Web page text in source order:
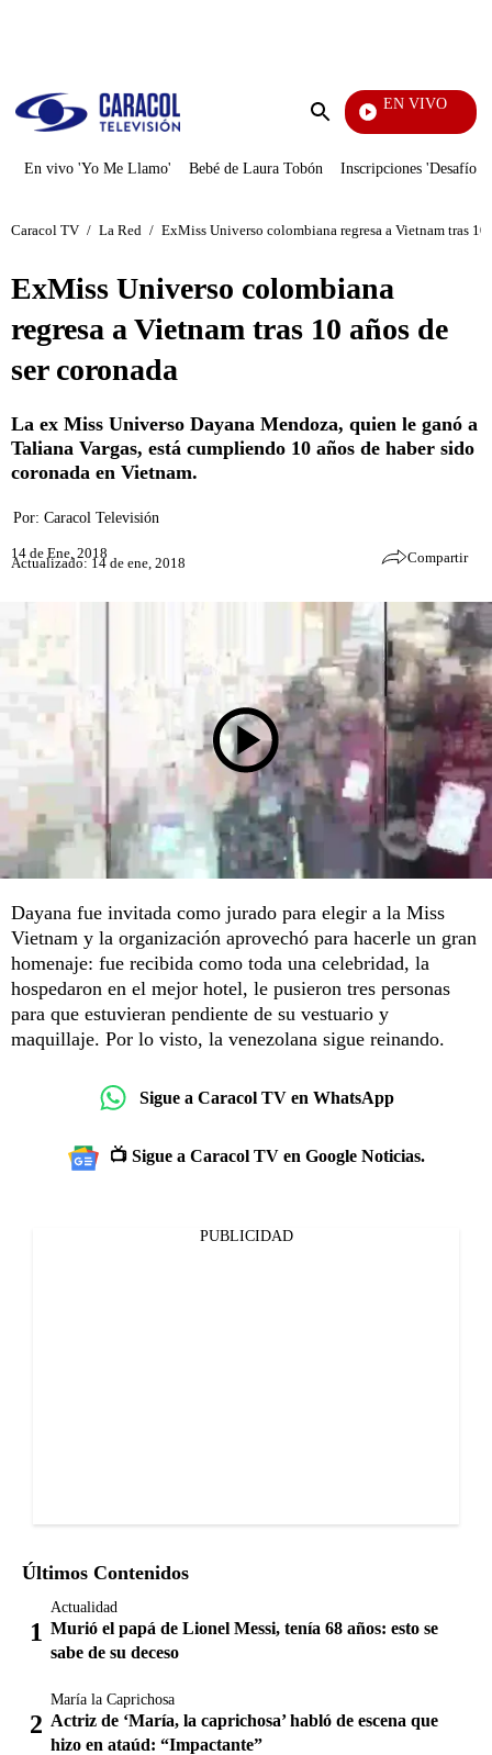
Enviar
EN VIVO
Pura Diversión
En vivo 'Yo Me Llamo' Bebé de Laura Tobón Inscripciones 'Desafío'
Caracol TV / La Red / ExMiss Universo colombiana regresa a Vietnam tras 10
ExMiss Universo colombiana
regresa a Vietnam tras 10 años de
ser coronada
La ex Miss Universo Dayana Mendoza, quien le ganó a
Taliana Vargas, está cumpliendo 10 años de haber sido
coronada en Vietnam.
Por: Caracol Televisión
14 de Ene, 2018
Actualizado: 14 de ene, 2018 Compartir
Dayana fue invitada como jurado para elegir a la Miss
Vietnam y la organización aprovechó para hacerle un gran
homenaje: fue recibida como toda una celebridad, la
hospedaron en el mejor hotel, le pusieron tres personas
para que estuvieran pendiente de su vestuario y
maquillaje. Por lo visto, la venezolana sigue reinando.
Sigue a Caracol TV en WhatsApp
📺 Sigue a Caracol TV en Google Noticias.
PUBLICIDAD
Últimos Contenidos
Actualidad
Murió el papá de Lionel Messi, tenía 68 años: esto se
sabe de su deceso
María la Caprichosa
Actriz de ‘María, la caprichosa’ habló de escena que
hizo en ataúd: “Impactante”